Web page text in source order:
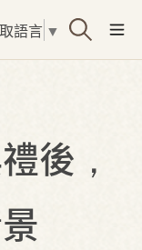
語言 ▼
後，